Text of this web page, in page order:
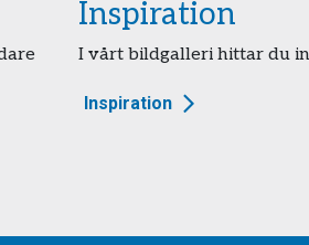
Inspiration
I vårt bildgalleri hittar du
Inspiration